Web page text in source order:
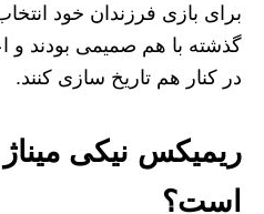
برای بازی فرزندان خود
گذشته با هم صمیمی بودند و
در کنار هم تاریخ سازی کنند.
ریمیکس نیکی
است؟